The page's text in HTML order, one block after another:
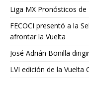
Liga MX Pronósticos
FECOCI presentó a la
afrontar la Vuelta
José Adrián Bonilla
LVI edición de la Vuelta